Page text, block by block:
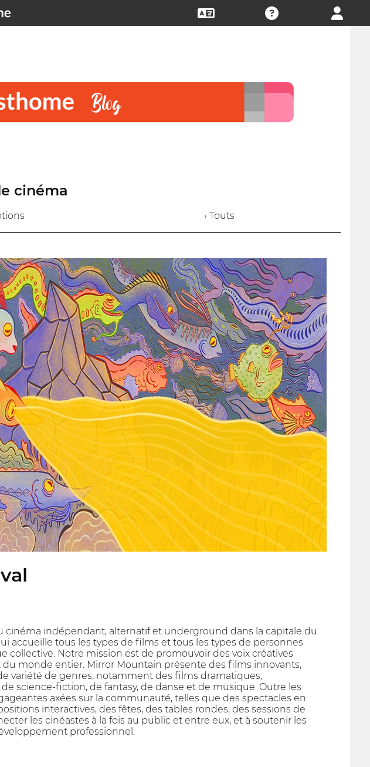
cinéma
› Touts
cinéma indépendant, alternatif et underground dans la capitale du
accueille tous les types de films et tous les types de personnes
Notre mission est de promouvoir des voix créatives
monde entier. Mirror Mountain présente des films innovants,
variété de genres, notamment des films dramatiques,
science-fiction, de fantasy, de danse et de musique. Outre les
axées sur la communauté, telles que des spectacles en
interactives, des fêtes, des tables rondes, des sessions de
les cinéastes à la fois au public et entre eux, et à soutenir les
professionnel.